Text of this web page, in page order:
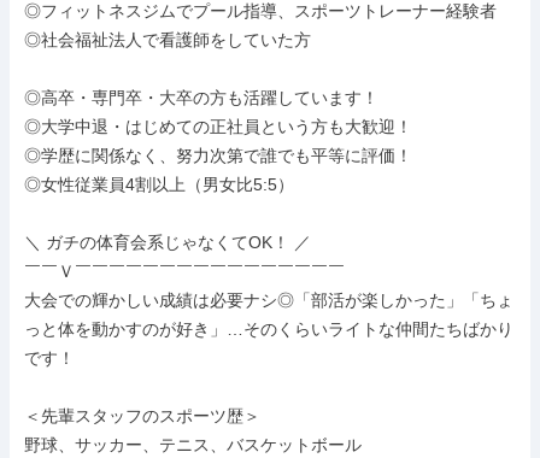
◎フィットネスジムでプール指導、スポーツトレーナー経験者
◎社会福祉法人で看護師をしていた方
◎高卒・専門卒・大卒の方も活躍しています！
◎大学中退・はじめての正社員という方も大歓迎！
◎学歴に関係なく、努力次第で誰でも平等に評価！
◎女性従業員4割以上（男女比5:5）
＼ ガチの体育会系じゃなくてOK！ ／
￣￣Ｖ￣￣￣￣￣￣￣￣￣￣￣￣￣￣￣￣
大会での輝かしい成績は必要ナシ◎「部活が楽しかった」「ちょ
っと体を動かすのが好き」…そのくらいライトな仲間たちばかり
です！
＜先輩スタッフのスポーツ歴＞
野球、サッカー、テニス、バスケットボール